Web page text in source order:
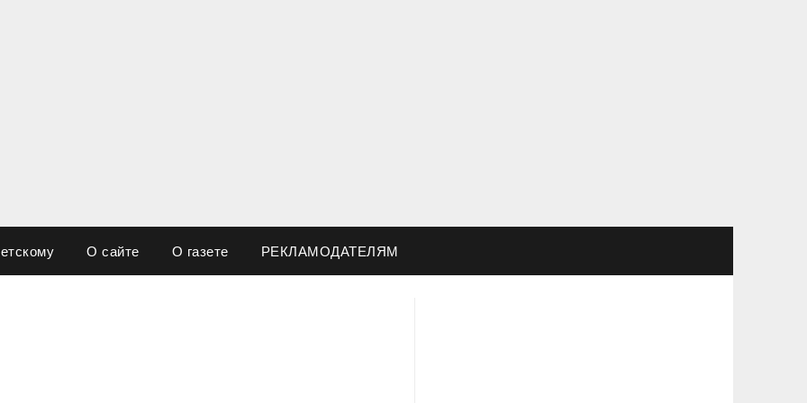
О сайте О газете РЕКЛАМОДАТЕЛЯМ